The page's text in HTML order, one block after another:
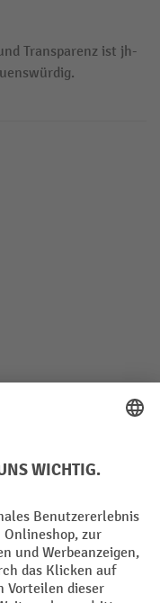
Transparenz ist jh-